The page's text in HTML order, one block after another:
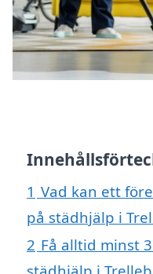
1 Vad kan ett
på städhjälp i
2 Få alltid minst